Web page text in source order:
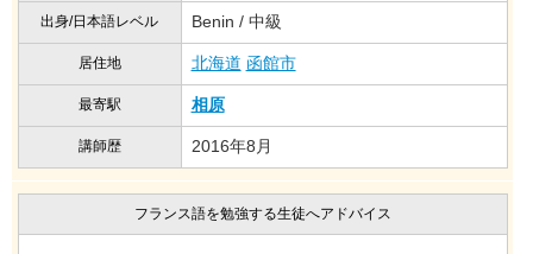
出身/日本語レベル Benin / 中級
居住地 北海道 函館市
最寄駅 相原
講師歴 2016年8月
フランス語を勉強する生徒へアドバイス